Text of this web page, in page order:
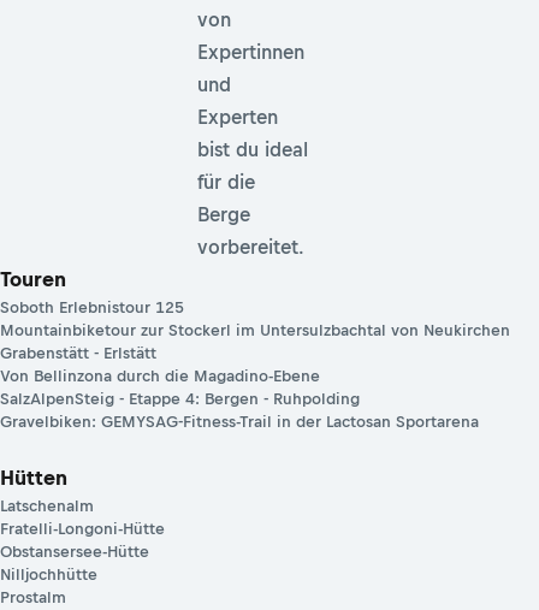
von
Expertinnen
und
Experten
bist du ideal
für die
Berge
vorbereitet.
Touren
Soboth Erlebnistour 125
Mountainbiketour zur Stockerl im Untersulzbachtal von Neukirchen
Grabenstätt - Erlstätt
Von Bellinzona durch die Magadino-Ebene
SalzAlpenSteig - Etappe 4: Bergen - Ruhpolding
Gravelbiken: GEMYSAG-Fitness-Trail in der Lactosan Sportarena
Hütten
Latschenalm
Fratelli-Longoni-Hütte
Obstansersee-Hütte
Nilljochhütte
Prostalm